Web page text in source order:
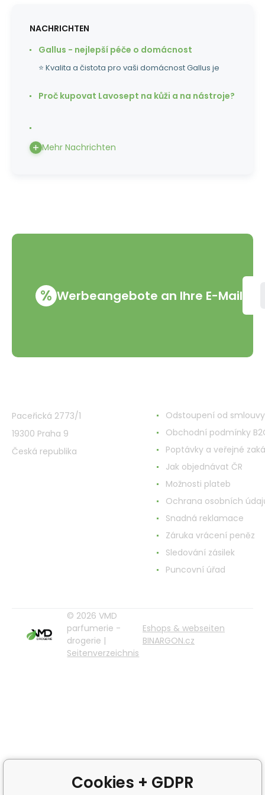
NACHRICHTEN
Gallus - nejlepší péče o domácnost
⭐ Kvalita a čistota pro vaši domácnost Gallus je
Proč kupovat Lavosept na kůži a na nástroje?
Mehr Nachrichten
% Werbeangebote an Ihre E-Mail
Paceřická 2773/1
19300 Praha 9
Česká republika
Odstoupení od smlouvy
Obchodní podmínky
Poptávky a veřejné
Jak objednávat ČR
Možnosti plateb
Ochrana osobních
Snadná reklamace
Záruka vrácení peněz
Sledování zásilek
Puncovní úřad
© 2026 VMD
parfumerie -
drogerie |
Seitenverzeichnis
Eshops & webseiten
BINARGON.cz
Cookies + GDPR